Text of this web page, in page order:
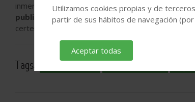
inmersos. Tambiénserá beneficioso para
publicitario sobre la supuesta sostenibilidad
certeros y fiables que acrediten el
Tags:
Utilizamos cookies propias y de
partir de sus hábitos de navegación
Aceptar todas